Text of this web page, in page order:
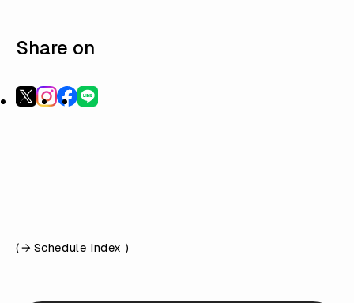
Share on
( Schedule Index )